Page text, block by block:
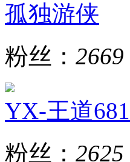
孤独游侠
粉丝： 2669
YX-王道681
粉丝： 2625